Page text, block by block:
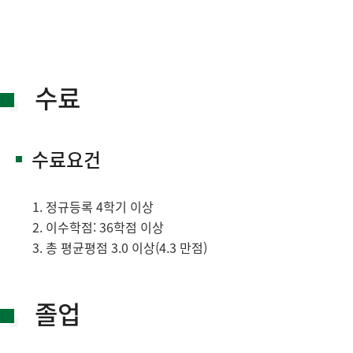
수료
수료요건
정규등록 4학기 이상
이수학점: 36학점 이상
총 평균평점 3.0 이상(4.3 만점)
졸업